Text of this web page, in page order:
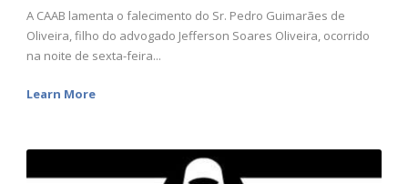
A CAAB lamenta o falecimento do Sr. Pedro Guimarães de
Oliveira, filho do advogado Jefferson Soares Oliveira, ocorrido
na noite de sexta-feira...
Learn More